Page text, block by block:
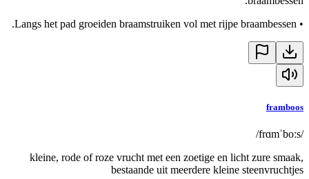
•
Langs het pad groeiden braamstruiken vol met rijpe braambessen.
framboos
/frɑmˈboːs/
kleine, rode of roze vrucht met een zoetige en licht zure smaak,
bestaande uit meerdere kleine steenvruchtjes